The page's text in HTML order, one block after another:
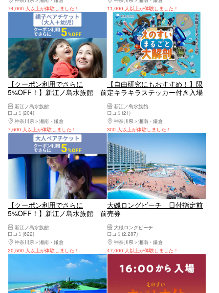
74,000 人以上が体験しました！
11,000 人以上が体験しました！
【クーポン利用でさらに
5%OFF！】新江ノ島水族館 前
場チケット
新江ノ島水族館
口コミ(204)
神奈川県
湘南・鎌倉
7,600 人以上が体験しました！
【自由研究にもおすすめ！】限
定キラキラステッカー付き入場
新江ノ島水族館
口コミ(21)
神奈川県
湘南・鎌倉
300 人以上が体験しました！
【クーポン利用でさらに
5%OFF！】新江ノ島水族館 前
名分）
新江ノ島水族館
口コミ(622)
神奈川県
湘南・鎌倉
20,500 人以上が体験しました！
大磯ロングビーチ 日付指定前
売券
大磯ロングビーチ
口コミ(2,287)
神奈川県
湘南・鎌倉
47,000 人以上が体験しました！